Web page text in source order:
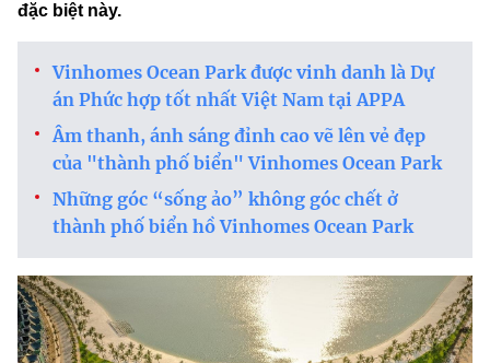
đặc biệt này.
Vinhomes Ocean Park được vinh danh là Dự
án Phức hợp tốt nhất Việt Nam tại APPA
Âm thanh, ánh sáng đỉnh cao vẽ lên vẻ đẹp
của "thành phố biển" Vinhomes Ocean Park
Những góc “sống ảo” không góc chết ở
thành phố biển hồ Vinhomes Ocean Park